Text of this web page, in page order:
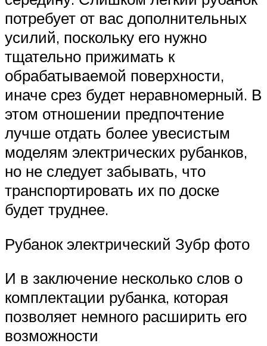
потребует от вас дополнительных
усилий, поскольку его нужно
тщательно прижимать к
обрабатываемой поверхности,
иначе срез будет неравномерный. В
этом отношении предпочтение
лучше отдать более увесистым
моделям электрических рубанков,
но не следует забывать, что
транспортировать их по доске
будет труднее.
Рубанок электрический Зубр фото
И в заключение несколько слов о
комплектации рубанка, которая
позволяет немного расширить его
возможности